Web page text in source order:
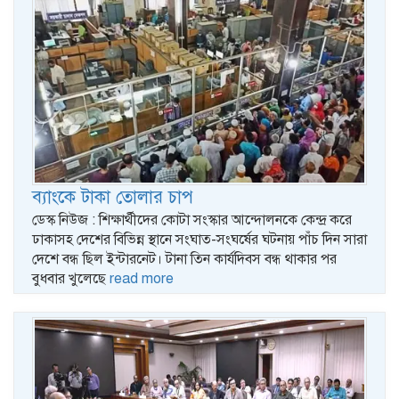
ব্যাংকে টাকা তোলার চাপ
ডেস্ক নিউজ : শিক্ষার্থীদের কোটা সংস্কার আন্দোলনকে কেন্দ্র করে
ঢাকাসহ দেশের বিভিন্ন স্থানে সংঘাত-সংঘর্ষের ঘটনায় পাঁচ দিন সারা
দেশে বন্ধ ছিল ইন্টারনেট। টানা তিন কার্যদিবস বন্ধ থাকার পর
বুধবার খুলেছে read more